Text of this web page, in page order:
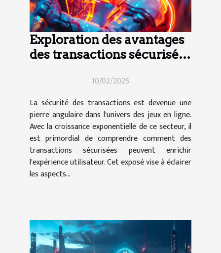
Exploration des avantages
des transactions sécurisées
10/02/2025
La sécurité des transactions est devenue une
pierre angulaire dans l'univers des jeux en ligne.
Avec la croissance exponentielle de ce secteur, il
est primordial de comprendre comment des
transactions sécurisées peuvent enrichir
l'expérience utilisateur. Cet exposé vise à éclairer
les aspects...